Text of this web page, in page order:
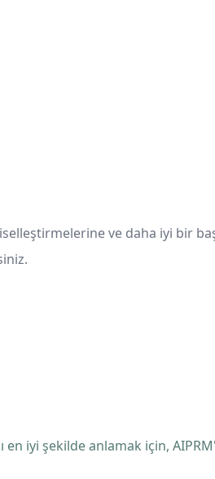
ve daha iyi bir
en iyi şekilde anlamak için,